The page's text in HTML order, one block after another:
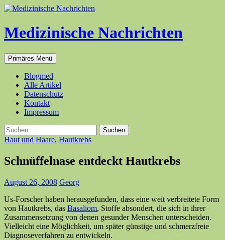
Medizinische Nachrichten
Suchen
Primäres Menü Zum
Inhalt
Blogmed
Alle Artikel
Datenschutz
Kontakt
Impressum
Suchen
nach:
Haut und Haare, Hautkrebs
Schnüffelnase entdeckt Hautkrebs
August 26, 2008 Georg
Us-Forscher haben herausgefunden, dass eine weit verbreitete Form
von Hautkrebs, das Basaliom, Stoffe absondert, die sich in ihrer
Zusammensetzung von denen gesunder Menschen unterscheiden.
Vielleicht eine Möglichkeit, um später günstige und schmerzfreie
Diagnoseverfahren zu entwickeln.